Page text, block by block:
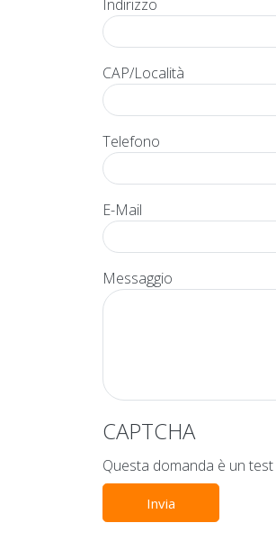
Indirizzo
CAP/Località
Telefono
E-Mail
Messaggio
CAPTCHA
Invia